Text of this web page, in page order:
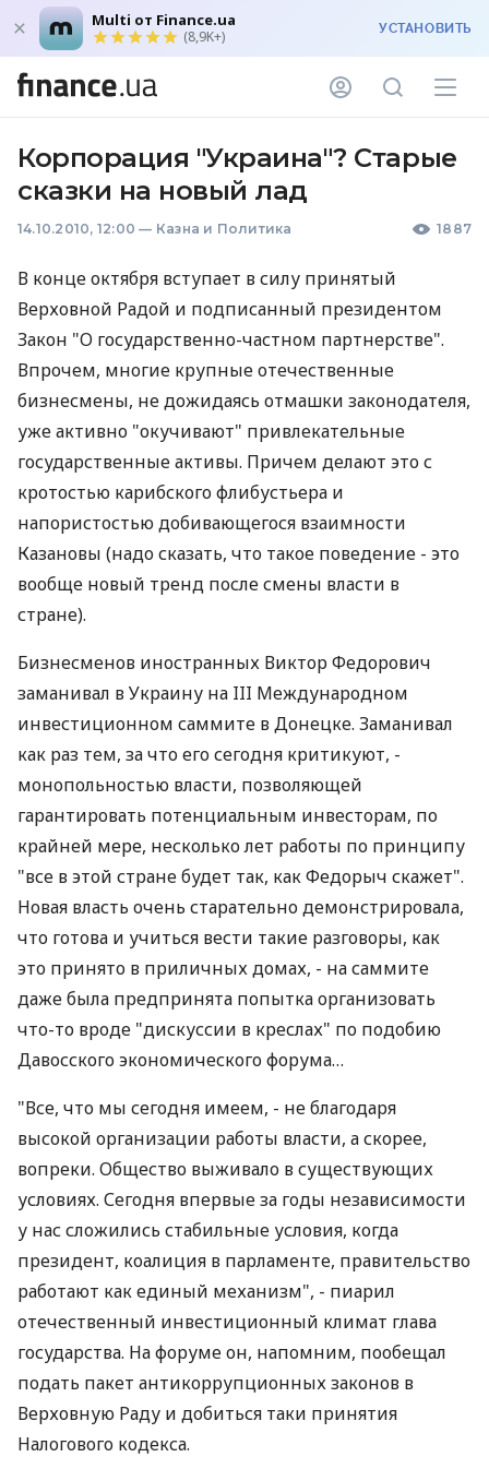
Multi от Finance.ua
(8,9K+) УСТАНОВИТЬ
Корпорация "Украина"? Старые
сказки на новый лад
14.10.2010, 12:00 — Казна и Политика 1887
В конце октября вступает в силу принятый
Верховной Радой и подписанный президентом
Закон "О государственно-частном партнерстве".
Впрочем, многие крупные отечественные
бизнесмены, не дожидаясь отмашки законодателя,
уже активно "окучивают" привлекательные
государственные активы. Причем делают это с
кротостью карибского флибустьера и
напористостью добивающегося взаимности
Казановы (надо сказать, что такое поведение - это
вообще новый тренд после смены власти в
стране).
Бизнесменов иностранных Виктор Федорович
заманивал в Украину на III Международном
инвестиционном саммите в Донецке. Заманивал
как раз тем, за что его сегодня критикуют, -
монопольностью власти, позволяющей
гарантировать потенциальным инвесторам, по
крайней мере, несколько лет работы по принципу
"все в этой стране будет так, как Федорыч скажет".
Новая власть очень старательно демонстрировала,
что готова и учиться вести такие разговоры, как
это принято в приличных домах, - на саммите
даже была предпринята попытка организовать
что-то вроде "дискуссии в креслах" по подобию
Давосского экономического форума…
"Все, что мы сегодня имеем, - не благодаря
высокой организации работы власти, а скорее,
вопреки. Общество выживало в существующих
условиях. Сегодня впервые за годы независимости
у нас сложились стабильные условия, когда
президент, коалиция в парламенте, правительство
работают как единый механизм", - пиарил
отечественный инвестиционный климат глава
государства. На форуме он, напомним, пообещал
подать пакет антикоррупционных законов в
Верховную Раду и добиться таки принятия
Налогового кодекса.